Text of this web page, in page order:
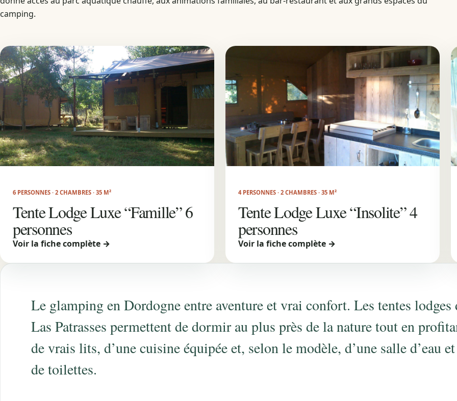
camping.
6 PERSONNES · 2 CHAMBRES · 35 M²
Tente Lodge Luxe “Famille” 6
personnes
Voir la fiche complète →
4 PERSONNES · 2 CHAMBRES · 35 M²
Tente Lodge Luxe “Insolite” 4
personnes
Voir la fiche complète →
Le glamping en Dordogne entre aventure et vrai confort. Les tentes lodges
Las Patrasses permettent de dormir au plus près de la nature tout en
de vrais lits, d’une cuisine équipée et, selon le modèle, d’une salle d’eau et
de toilettes.